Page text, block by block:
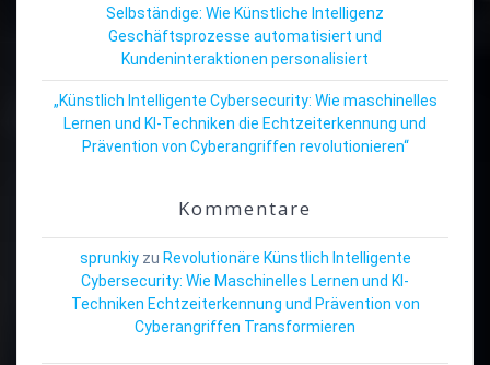
Selbständige: Wie Künstliche Intelligenz
Geschäftsprozesse automatisiert und
Kundeninteraktionen personalisiert
„Künstlich Intelligente Cybersecurity: Wie maschinelles
Lernen und KI-Techniken die Echtzeiterkennung und
Prävention von Cyberangriffen revolutionieren“
Kommentare
sprunkiyzu Revolutionäre Künstlich Intelligente
Cybersecurity: Wie Maschinelles Lernen und KI-
Techniken Echtzeiterkennung und Prävention von
Cyberangriffen Transformieren